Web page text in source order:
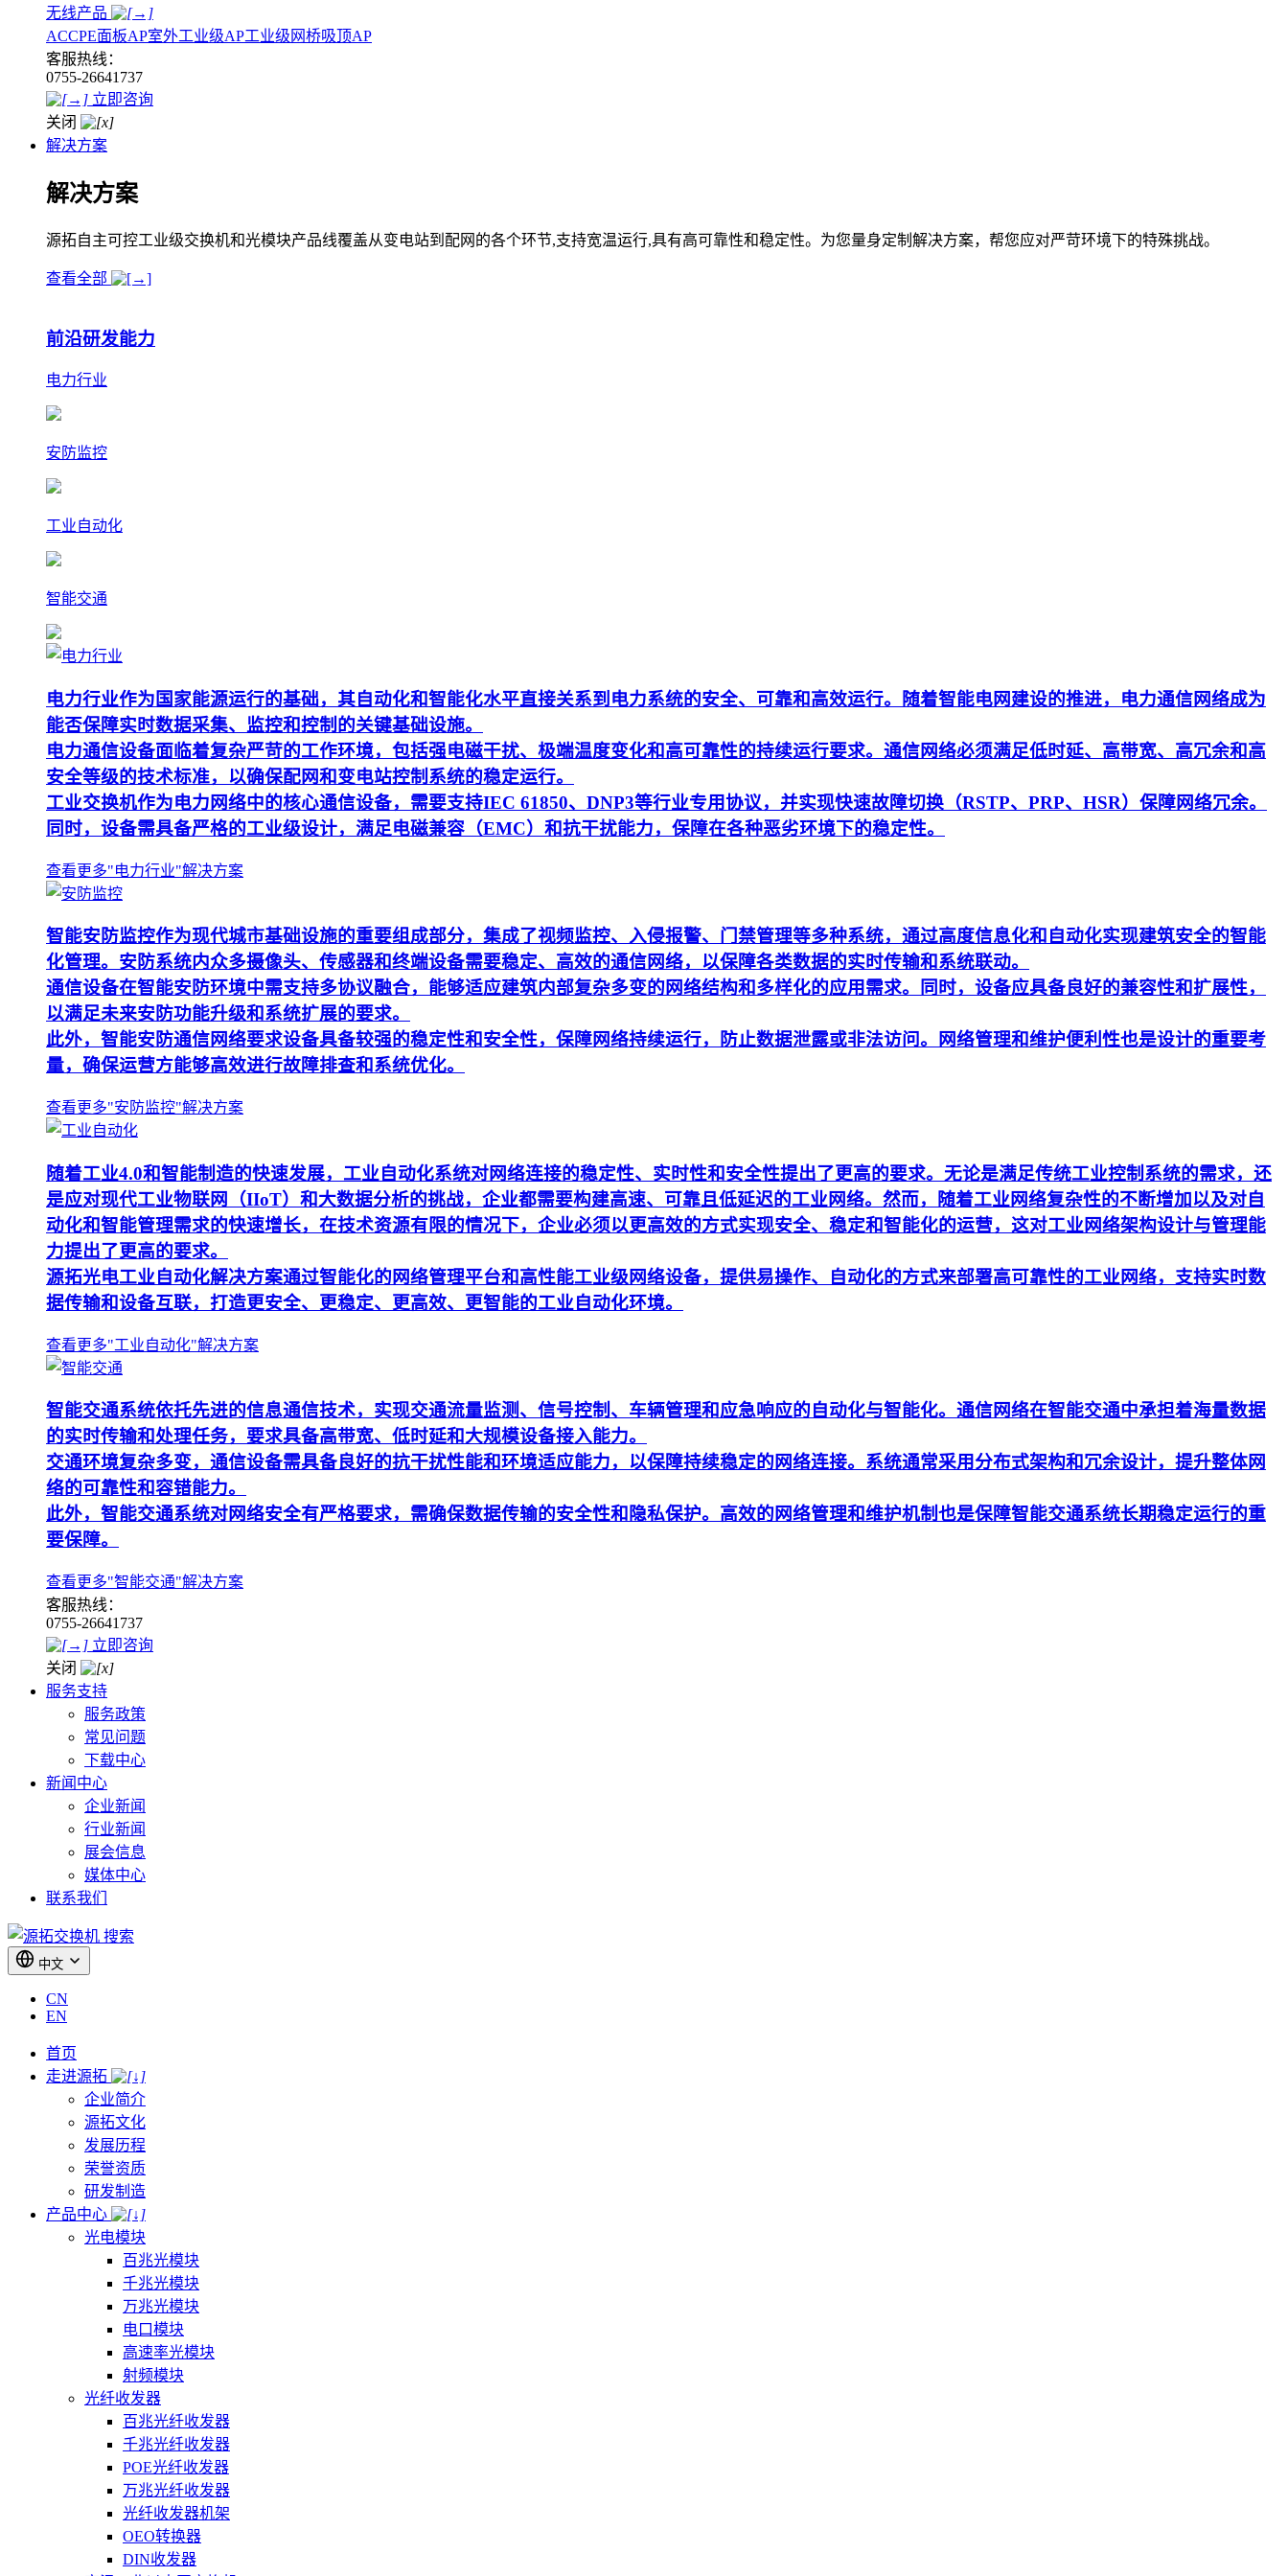
无线产品
ACCPE面板AP室外工业级AP工业级网桥吸顶AP
客服热线：
0755-26641737
立即咨询
关闭
解决方案
解决方案
源拓自主可控工业级交换机和光模块产品线覆盖从变电站到配网的各个环节,支持宽温运行,具有高可靠性和稳定性。为您量身定制解决方案，帮您应对严苛环境下的特殊挑战。
查看全部
前沿研发能力
电力行业
安防监控
工业自动化
智能交通
电力行业作为国家能源运行的基础，其自动化和智能化水平直接关系到电力系统的安全、可靠和高效运行。随着智能电网建设的推进，电力通信网络成为
能否保障实时数据采集、监控和控制的关键基础设施。
电力通信设备面临着复杂严苛的工作环境，包括强电磁干扰、极端温度变化和高可靠性的持续运行要求。通信网络必须满足低时延、高带宽、高冗余和高
安全等级的技术标准，以确保配网和变电站控制系统的稳定运行。
工业交换机作为电力网络中的核心通信设备，需要支持IEC 61850、DNP3等行业专用协议，并实现快速故障切换（RSTP、PRP、HSR）保障网络冗余。
同时，设备需具备严格的工业级设计，满足电磁兼容（EMC）和抗干扰能力，保障在各种恶劣环境下的稳定性。
查看更多"电力行业"解决方案
智能安防监控作为现代城市基础设施的重要组成部分，集成了视频监控、入侵报警、门禁管理等多种系统，通过高度信息化和自动化实现建筑安全的智能
化管理。安防系统内众多摄像头、传感器和终端设备需要稳定、高效的通信网络，以保障各类数据的实时传输和系统联动。
通信设备在智能安防环境中需支持多协议融合，能够适应建筑内部复杂多变的网络结构和多样化的应用需求。同时，设备应具备良好的兼容性和扩展性，
以满足未来安防功能升级和系统扩展的要求。
此外，智能安防通信网络要求设备具备较强的稳定性和安全性，保障网络持续运行，防止数据泄露或非法访问。网络管理和维护便利性也是设计的重要考
量，确保运营方能够高效进行故障排查和系统优化。
查看更多"安防监控"解决方案
随着工业4.0和智能制造的快速发展，工业自动化系统对网络连接的稳定性、实时性和安全性提出了更高的要求。无论是满足传统工业控制系统的需求，还
是应对现代工业物联网（IIoT）和大数据分析的挑战，企业都需要构建高速、可靠且低延迟的工业网络。然而，随着工业网络复杂性的不断增加以及对自
动化和智能管理需求的快速增长，在技术资源有限的情况下，企业必须以更高效的方式实现安全、稳定和智能化的运营，这对工业网络架构设计与管理能
力提出了更高的要求。
源拓光电工业自动化解决方案通过智能化的网络管理平台和高性能工业级网络设备，提供易操作、自动化的方式来部署高可靠性的工业网络，支持实时数
据传输和设备互联，打造更安全、更稳定、更高效、更智能的工业自动化环境。
查看更多"工业自动化"解决方案
智能交通系统依托先进的信息通信技术，实现交通流量监测、信号控制、车辆管理和应急响应的自动化与智能化。通信网络在智能交通中承担着海量数据
的实时传输和处理任务，要求具备高带宽、低时延和大规模设备接入能力。
交通环境复杂多变，通信设备需具备良好的抗干扰性能和环境适应能力，以保障持续稳定的网络连接。系统通常采用分布式架构和冗余设计，提升整体网
络的可靠性和容错能力。
此外，智能交通系统对网络安全有严格要求，需确保数据传输的安全性和隐私保护。高效的网络管理和维护机制也是保障智能交通系统长期稳定运行的重
要保障。
查看更多"智能交通"解决方案
客服热线：
0755-26641737
立即咨询
关闭
服务支持
服务政策
常见问题
下载中心
新闻中心
企业新闻
行业新闻
展会信息
媒体中心
联系我们
搜索
中文
CN
EN
首页
走进源拓
企业简介
源拓文化
发展历程
荣誉资质
研发制造
产品中心
光电模块
百兆光模块
千兆光模块
万兆光模块
电口模块
高速率光模块
射频模块
光纤收发器
百兆光纤收发器
千兆光纤收发器
POE光纤收发器
万兆光纤收发器
光纤收发器机架
OEO转换器
DIN收发器